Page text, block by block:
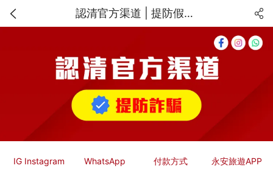
認清官方渠道 | 提防假冒永安旅遊的網上騙案 | 永安旅遊 | Wing On Travel
IG Instagram WhatsApp 付款方式 永安旅遊APP